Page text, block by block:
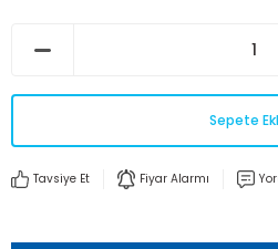
Sepete
Tavsiye Et Fiyar Alarmı